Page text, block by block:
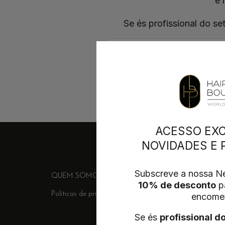
Se és profissional do
QUEM SOMOS FORNECEDORES ENTREGA &
Políticas de privacidade Termos e Condições
ACESSO
NOVIDADES E
Subscreve a nossa
10% de desconto
Se és profissional